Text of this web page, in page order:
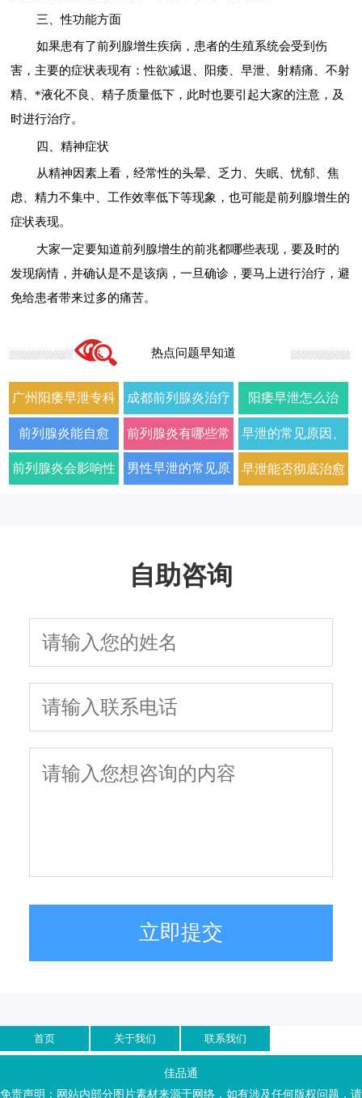
三、性功能方面
如果患有了前列腺增生疾病，患者的生殖系统会受到伤
害，主要的症状表现有：性欲减退、阳痿、早泄、射精痛、不射
精、*液化不良、精子质量低下，此时也要引起大家的注意，及
时进行治疗。
四、精神症状
从精神因素上看，经常性的头晕、乏力、失眠、忧郁、焦
虑、精力不集中、工作效率低下等现象，也可能是前列腺增生的
症状表现。
大家一定要知道前列腺增生的前兆都哪些表现，要及时的
发现病情，并确认是不是该病，一旦确诊，要马上进行治疗，避
免给患者带来过多的痛苦。
热点问题早知道
广州阳痿早泄专科
门诊哪家好正规男
科医院排名
成都前列腺炎治疗
哪家男科医院好
2026年口碑推荐
阳痿早泄怎么治
疗？2026年男科专
家详解病因与科学
前列腺炎能自愈
吗？2026年科学治
前列腺炎有哪些常
见症状以及如何科
早泄的常见原因、
症状及改善方法全
前列腺炎会影响性 男性早泄的常见原 早泄能否彻底治愈
自助咨询
立即提交
首页 关于我们 联系我们
佳品通
免责声明：网站内部分图片素材来源于网络，如有涉及任何版权问题，请